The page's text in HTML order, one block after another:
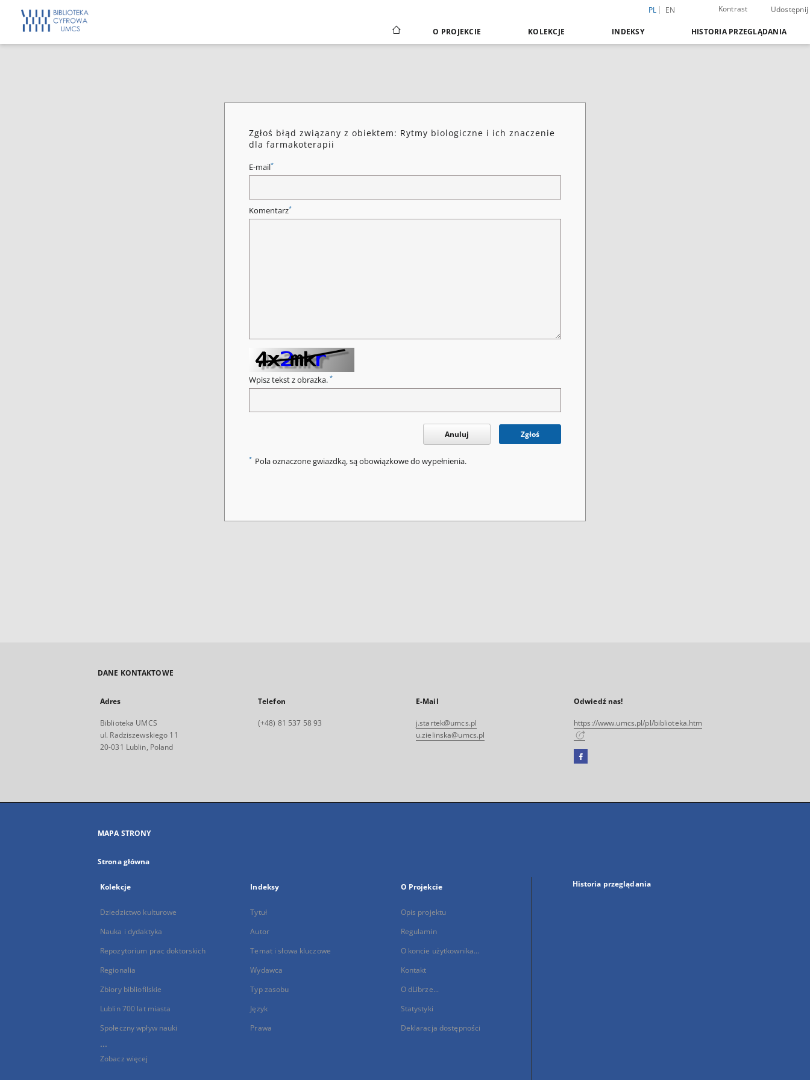
PL EN Kontrast Udostępnij
O PROJEKCIE KOLEKCJE INDEKSY HISTORIA PRZEGLĄDANIA
Zgłoś błąd związany z obiektem: Rytmy biologiczne i ich znaczenie
dla farmakoterapii
E-mail*
Komentarz*
Wpisz tekst z obrazka. *
Anuluj Zgłoś
* Pola oznaczone gwiazdką, są obowiązkowe do wypełnienia.
DANE KONTAKTOWE
Adres
Biblioteka UMCS
ul. Radziszewskiego 11
20-031 Lublin, Poland
Telefon
(+48) 81 537 58 93
E-Mail
j.startek@umcs.pl
u.zielinska@umcs.pl
Odwiedź nas!
https://www.umcs.pl/pl/biblioteka.htm
Facebook
się
MAPA STRONY
Strona główna
Kolekcje
Dziedzictwo kulturowe
Nauka i dydaktyka
Repozytorium prac doktorskich
Regionalia
Zbiory bibliofilskie
Lublin 700 lat miasta
Społeczny wpływ nauki
...
Zobacz więcej
Indeksy
Tytuł
Autor
Temat i słowa kluczowe
Wydawca
Typ zasobu
Język
Prawa
O Projekcie
Opis projektu
Regulamin
O koncie użytkownika...
Kontakt
O dLibrze...
Statystyki
Deklaracja dostępności
Historia przeglądania